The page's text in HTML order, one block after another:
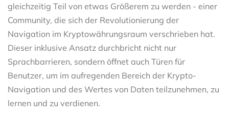
gleichzeitig Teil von etwas Größerem zu werden - einer
Community, die sich der Revolutionierung der
Navigation im Kryptowährungsraum verschrieben hat.
Dieser inklusive Ansatz durchbricht nicht nur
Sprachbarrieren, sondern öffnet auch Türen für
Benutzer, um im aufregenden Bereich der Krypto-
Navigation und des Wertes von Daten teilzunehmen, zu
lernen und zu verdienen.